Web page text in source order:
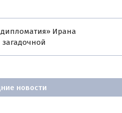
дипломатия» Ирана
загадочной
новости